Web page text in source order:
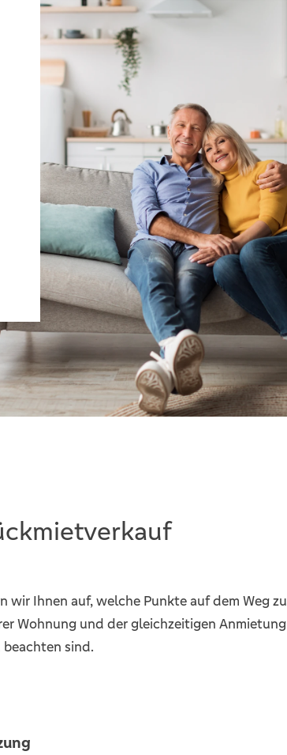
Ihnen auf, welche Punkte auf dem Weg zu
Wohnung und der gleichzeitigen Anmietung
sind.